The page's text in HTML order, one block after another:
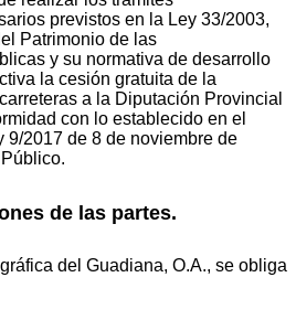
previstos en la Ley 33/2003,
Patrimonio de las
y su normativa de desarrollo
la cesión gratuita de la
a la Diputación Provincial
con lo establecido en el
9/2017 de 8 de noviembre de
de las partes.
del Guadiana, O.A., se obliga